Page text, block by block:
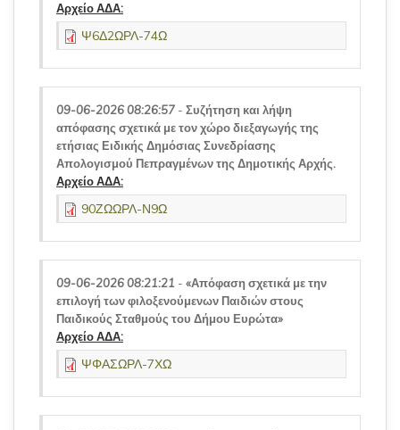
Αρχείο ΑΔΑ:
Ψ6Δ2ΩΡΛ-74Ω
09-06-2026 08:26:57 - Συζήτηση και λήψη
απόφασης σχετικά με τον χώρο διεξαγωγής της
ετήσιας Ειδικής Δημόσιας Συνεδρίασης
Απολογισμού Πεπραγμένων της Δημοτικής Αρχής.
Αρχείο ΑΔΑ:
90ΖΩΩΡΛ-Ν9Ω
09-06-2026 08:21:21 - «Απόφαση σχετικά με την
επιλογή των φιλοξενούμενων Παιδιών στους
Παιδικούς Σταθμούς του Δήμου Ευρώτα»
Αρχείο ΑΔΑ:
ΨΦΑΣΩΡΛ-7ΧΩ